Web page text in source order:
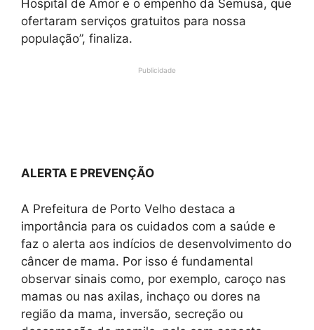
Hospital de Amor e o empenho da Semusa, que
ofertaram serviços gratuitos para nossa
população”, finaliza.
Publicidade
ALERTA E PREVENÇÃO
A Prefeitura de Porto Velho destaca a
importância para os cuidados com a saúde e
faz o alerta aos indícios de desenvolvimento do
câncer de mama. Por isso é fundamental
observar sinais como, por exemplo, caroço nas
mamas ou nas axilas, inchaço ou dores na
região da mama, inversão, secreção ou